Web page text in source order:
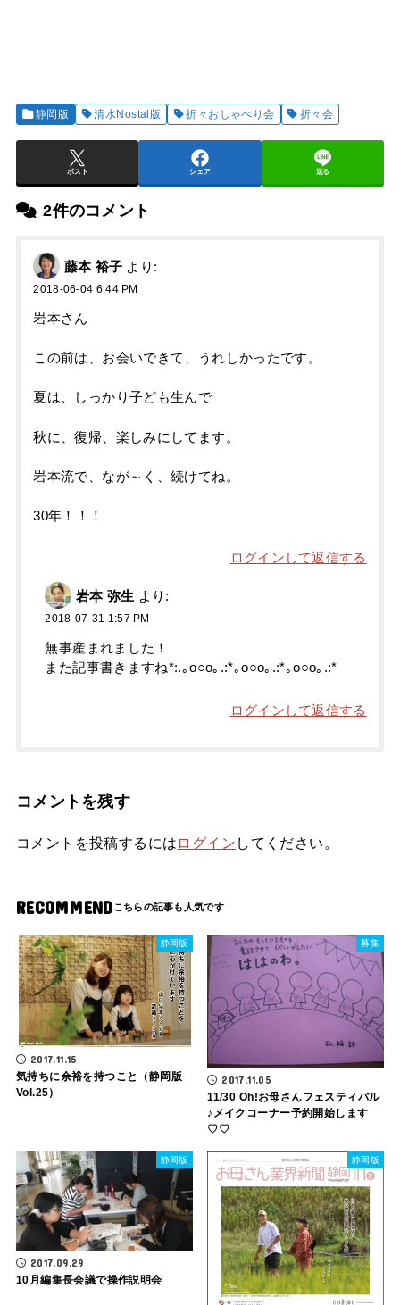
静岡版 清水Nostal版 折々おしゃべり会 折々会
ポスト シェア 送る
2件のコメント
藤本 裕子 より:
2018-06-04 6:44 PM
岩本さん
この前は、お会いできて、うれしかったです。
夏は、しっかり子ども生んで
秋に、復帰、楽しみにしてます。
岩本流で、なが～く、続けてね。
30年！！！
ログインして返信する
岩本 弥生 より:
2018-07-31 1:57 PM
無事産まれました！
また記事書きますね*:.｡o○o｡.:*｡o○o｡.:*｡o○o｡.:*
ログインして返信する
コメントを残す
コメントを投稿するには ログイン してください。
RECOMMEND
静岡版
2017.11.15
気持ちに余裕を持つこと（静岡版
Vol.25）
募集
2017.11.05
11/30 Oh!お母さんフェスティバル
♪メイクコーナー予約開始します
♡♡
静岡版
2017.09.29
10月編集長会議で操作説明会
静岡版